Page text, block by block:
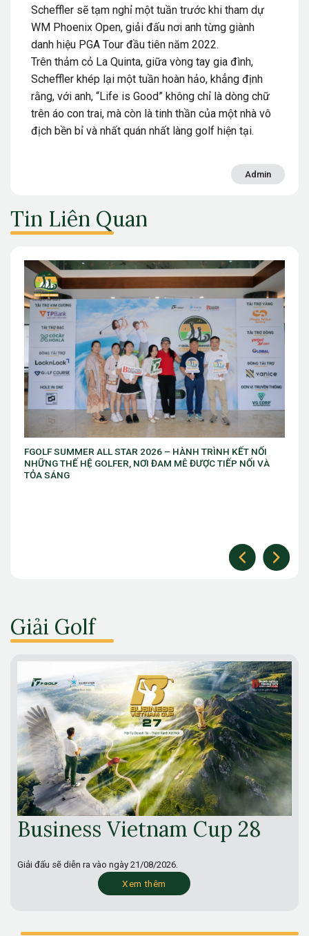
Scheffler sẽ tạm nghỉ một tuần trước khi tham dự
WM Phoenix Open, giải đấu nơi anh từng giành
danh hiệu PGA Tour đầu tiên năm 2022.
Trên thảm cỏ La Quinta, giữa vòng tay gia đình,
Scheffler khép lại một tuần hoàn hảo, khẳng định
rằng, với anh, “Life is Good” không chỉ là dòng chữ
trên áo con trai, mà còn là tinh thần của một nhà vô
địch bền bỉ và nhất quán nhất làng golf hiện tại.
Admin
Tin Liên Quan
VÀ
Giải vô địch golf trẻ Việt Nam Mở rộng chuẩn bị khởi tranh
thứ 10
Giải Golf
Business Vietnam Cup 28
Giải đấu sẽ diễn ra vào ngày 21/08/2026.
Xem thêm